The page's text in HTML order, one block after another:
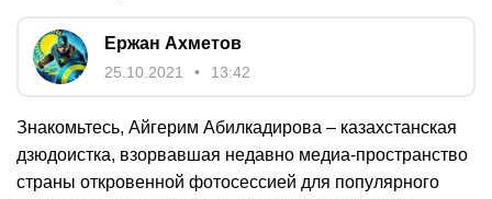
Ержан Ахметов
25.10.2021 13:42
Знакомьтесь, Айгерим Абилкадирова – казахстанская
дзюдоистка, взорвавшая недавно медиа-пространство
страны откровенной фотосессией для популярного